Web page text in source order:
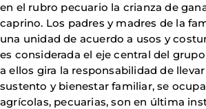
en el rubro pecuario la crianza de
caprino. Los padres y madres de la
una unidad de acuerdo a usos y
es considerada el eje central del
a ellos gira la responsabilidad de
sustento y bienestar familiar, se
agrícolas, pecuarias, son en última